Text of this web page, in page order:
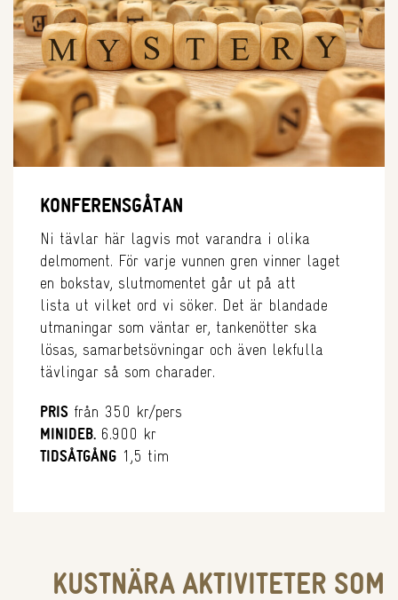
KONFERENSGÅTAN
Ni tävlar här lagvis mot varandra i olika
delmoment. För varje vunnen gren vinner laget
en bokstav, slutmomentet går ut på att
lista ut vilket ord vi söker. Det är blandade
utmaningar som väntar er, tankenötter ska
lösas, samarbetsövningar och även lekfulla
tävlingar så som charader.
PRIS från 350 kr/pers
MINIDEB. 6.900 kr
TIDSÅTGÅNG 1,5 tim
KUSTNÄRA AKTIVITETER SOM